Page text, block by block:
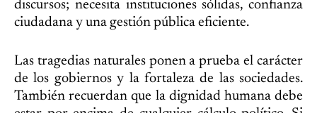
discursos; necesita instituciones sólidas, confianza
ciudadana y una gestión pública eficiente.
Las tragedias naturales ponen a prueba el carácter
de los gobiernos y la fortaleza de las sociedades.
También recuerdan que la dignidad humana debe